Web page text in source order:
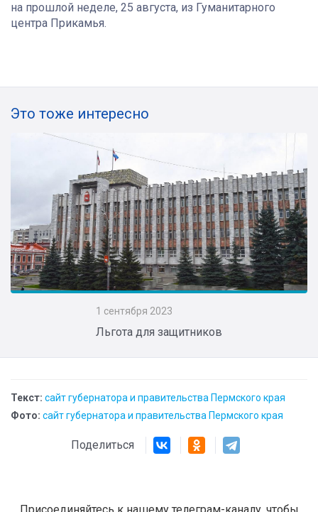
на прошлой неделе, 25 августа, из Гуманитарного
центра Прикамья.
Это тоже интересно
1 сентября 2023
Льгота для защитников
Текст: сайт губернатора и правительства Пермского края
Фото: сайт губернатора и правительства Пермского края
Поделиться